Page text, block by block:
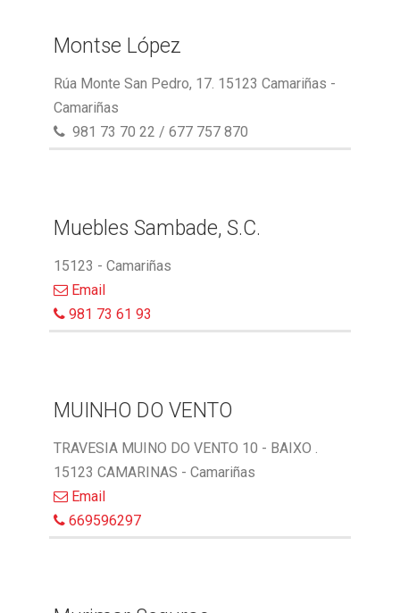
Montse López
Rúa Monte San Pedro, 17. 15123 Camariñas -
Camariñas
981 73 70 22 / 677 757 870
Muebles Sambade, S.C.
15123 - Camariñas
Email
981 73 61 93
MUINHO DO VENTO
TRAVESIA MUINO DO VENTO 10 - BAIXO .
15123 CAMARINAS - Camariñas
Email
669596297